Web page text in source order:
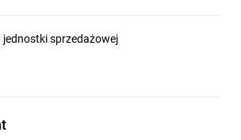
jednostki sprzedażowej